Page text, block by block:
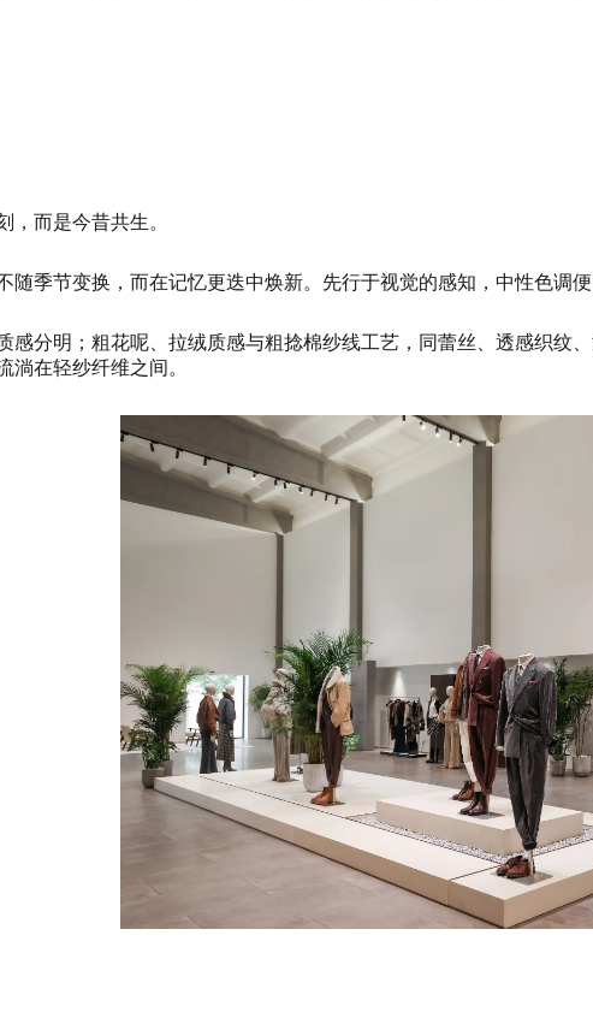
，而是今昔共生。
随季节变换，而在记忆更迭中焕新。先行于视觉的感知，中性色调
感分明；粗花呢、拉绒质感与粗捻棉纱线工艺，同蕾丝、透感织
淌在轻纱纤维之间。